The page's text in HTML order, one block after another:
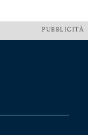
PUBBLICITÀ